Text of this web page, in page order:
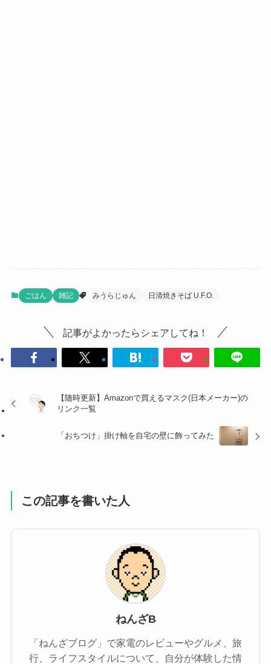
ごはん 雑記 みうらじゅん 日清焼きそば U.F.O.
記事がよかったらシェアしてね！
【随時更新】Amazonで買えるマスク(日本メーカー)の
リンク一覧
「おちつけ」掛け軸を自宅の壁に飾ってみた
この記事を書いた人
ねんざB
「ねんざブログ」で家電のレビューやグルメ、旅
行、ライフスタイルについて、自分が体験した情